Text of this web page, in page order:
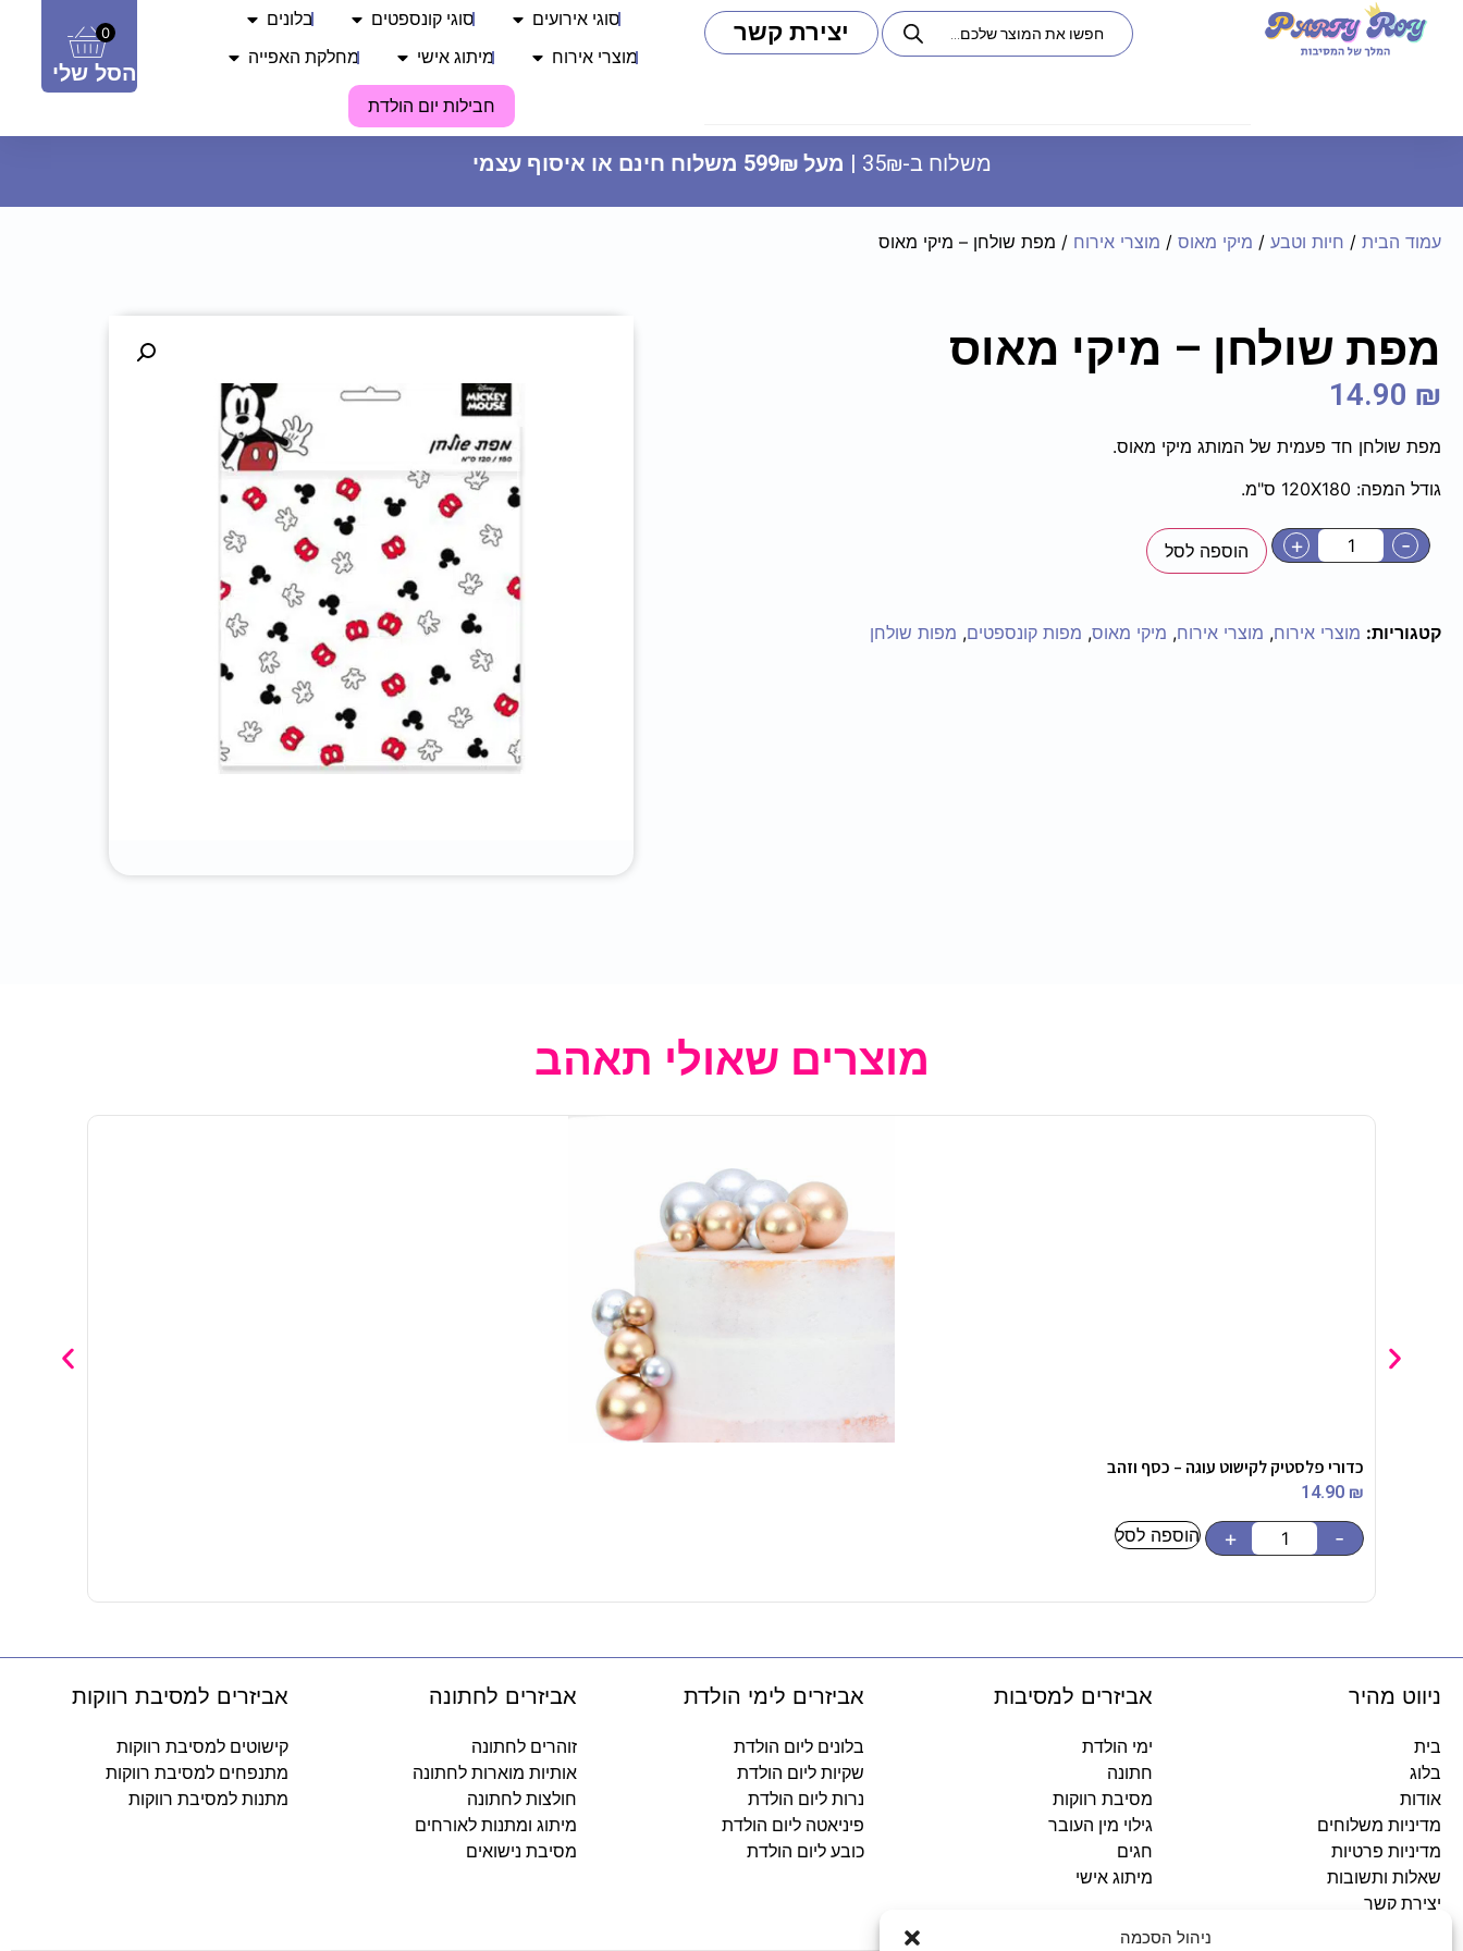
ניהול הסכמה
צלחות נייר מתכלה קטנות - קזינו
9.90
ADD
0
הסל שלי
יצירת קשר סוגי אירועים סוגי קונספטים בלונים
מוצרי אירוח מיתוג אישי מחלקת האפייה
חבילות יום הולדת
משלוח ב-35₪ | מעל 599₪ משלוח חינם או איסוף עצמי
עמוד הבית / חיות וטבע / מיקי מאוס / מוצרי אירוח / מפת שולחן – מיקי מאוס
מפת שולחן – מיקי מאוס
14.90 ₪
מפת שולחן חד פעמית של המותג מיקי מאוס.
גודל המפה: 120X180 ס"מ.
-
+ הוספה לסל
קטגוריות: מוצרי אירוח, מוצרי אירוח, מיקי מאוס, מפות קונספטים, מפות שולחן
מוצרים שאולי תאהב
כדורי פלסטיק לקישוט עוגה – כסף וזהב
14.90 ₪
-
+ הוספה לסל
ניווט מהיר
בית
בלוג
אודות
מדיניות משלוחים
מדיניות פרטיות
שאלות ותשובות
יצירת קשר
אביזרים למסיבות
ימי הולדת
חתונה
מסיבת רווקות
גילוי מין העובר
חגים
מיתוג אישי
אביזרים לימי הולדת
בלונים ליום הולדת
שקיות ליום הולדת
נרות ליום הולדת
פיניאטה ליום הולדת
כובע ליום הולדת
אביזרים לחתונה
זוהרים לחתונה
אותיות מוארות לחתונה
חולצות לחתונה
מיתוג ומתנות לאורחים
מסיבת נישואים
אביזרים למסיבת רווקות
קישוטים למסיבת רווקות
מתנפחים למסיבת רווקות
מתנות למסיבת רווקות